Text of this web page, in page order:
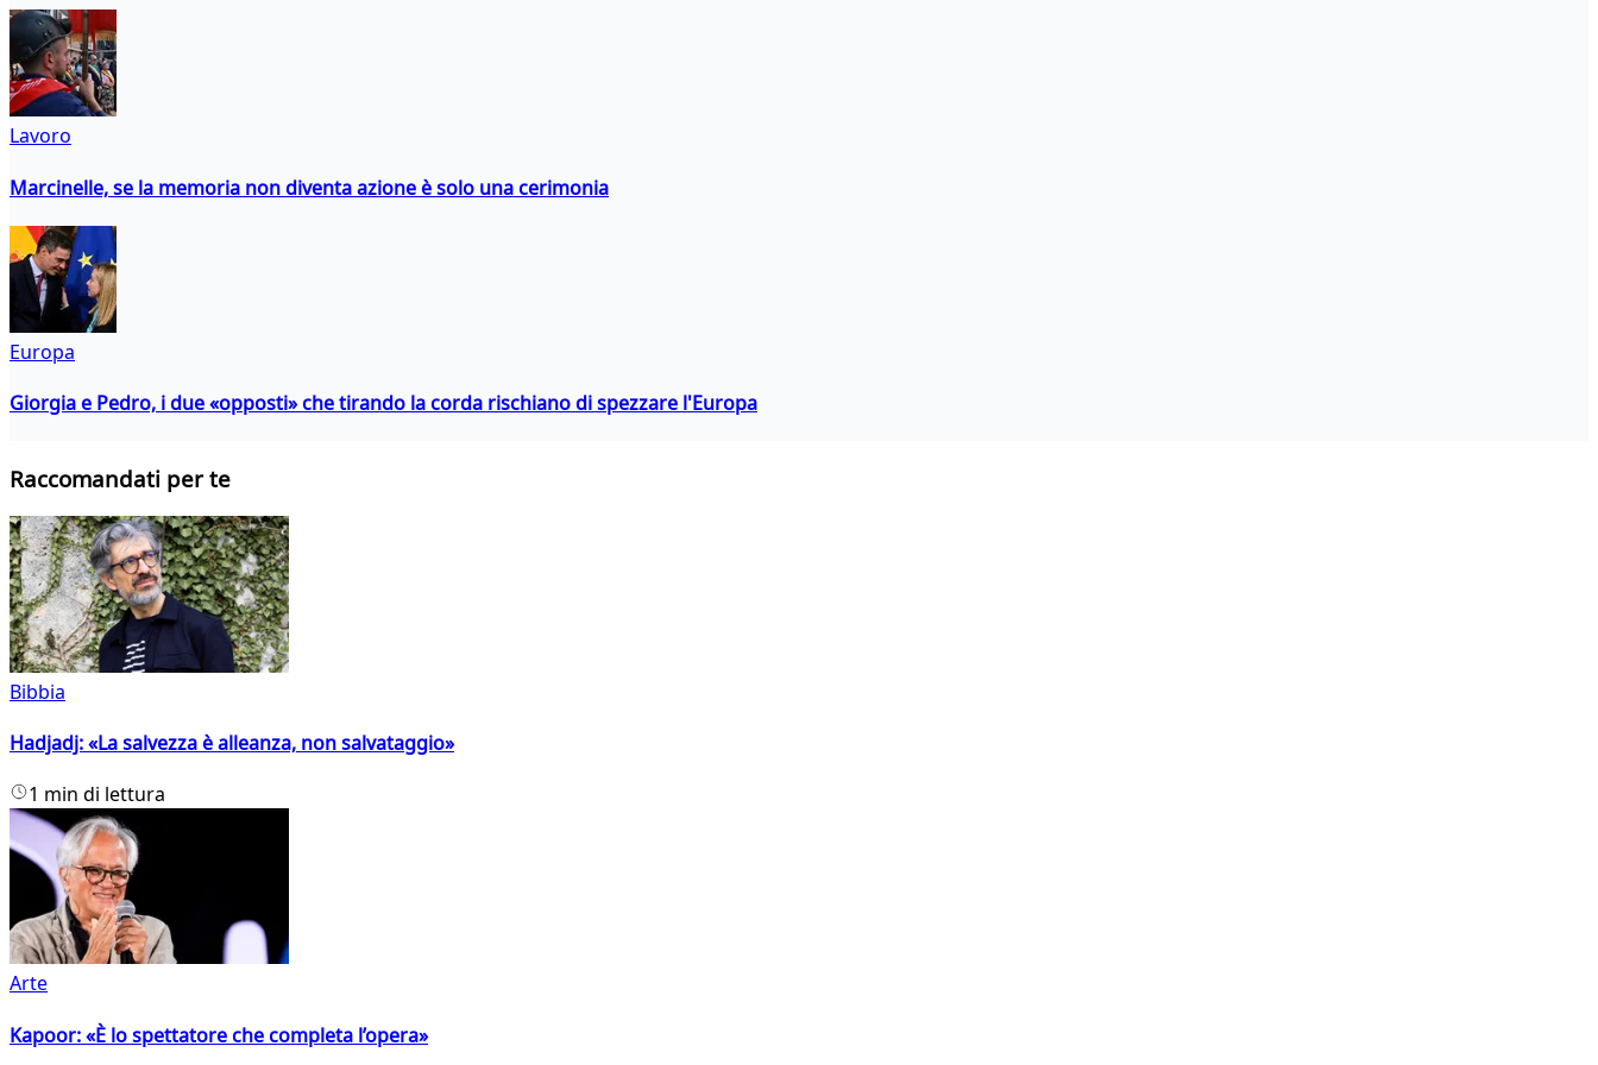
Lavoro
Marcinelle, se la memoria non diventa azione è solo una cerimonia
Europa
Giorgia e Pedro, i due «opposti» che tirando la corda rischiano di spezzare l'Europa
Raccomandati per te
Bibbia
Hadjadj: «La salvezza è alleanza, non salvataggio»
1 min di lettura
Arte
Kapoor: «È lo spettatore che completa l’opera»